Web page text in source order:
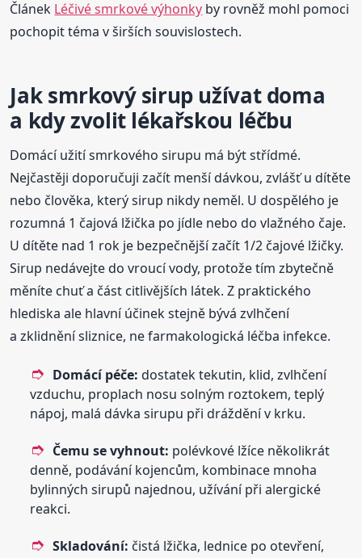
Článek Léčivé smrkové výhonky by rovněž mohl pomoci
pochopit téma v širších souvislostech.
Jak smrkový sirup užívat doma
a kdy zvolit lékařskou léčbu
Domácí užití smrkového sirupu má být střídmé.
Nejčastěji doporučuji začít menší dávkou, zvlášť u dítěte
nebo člověka, který sirup nikdy neměl. U dospělého je
rozumná 1 čajová lžička po jídle nebo do vlažného čaje.
U dítěte nad 1 rok je bezpečnější začít 1/2 čajové lžičky.
Sirup nedávejte do vroucí vody, protože tím zbytečně
měníte chuť a část citlivějších látek. Z praktického
hlediska ale hlavní účinek stejně bývá zvlhčení
a zklidnění sliznice, ne farmakologická léčba infekce.
Domácí péče: dostatek tekutin, klid, zvlhčení
vzduchu, proplach nosu solným roztokem, teplý
nápoj, malá dávka sirupu při dráždění v krku.
Čemu se vyhnout: polévkové lžíce několikrát
denně, podávání kojencům, kombinace mnoha
bylinných sirupů najednou, užívání při alergické
reakci.
Skladování: čistá lžička, lednice po otevření,